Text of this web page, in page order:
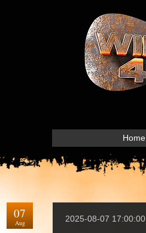
Home
07
Aug 2025-08-07 17:00:00